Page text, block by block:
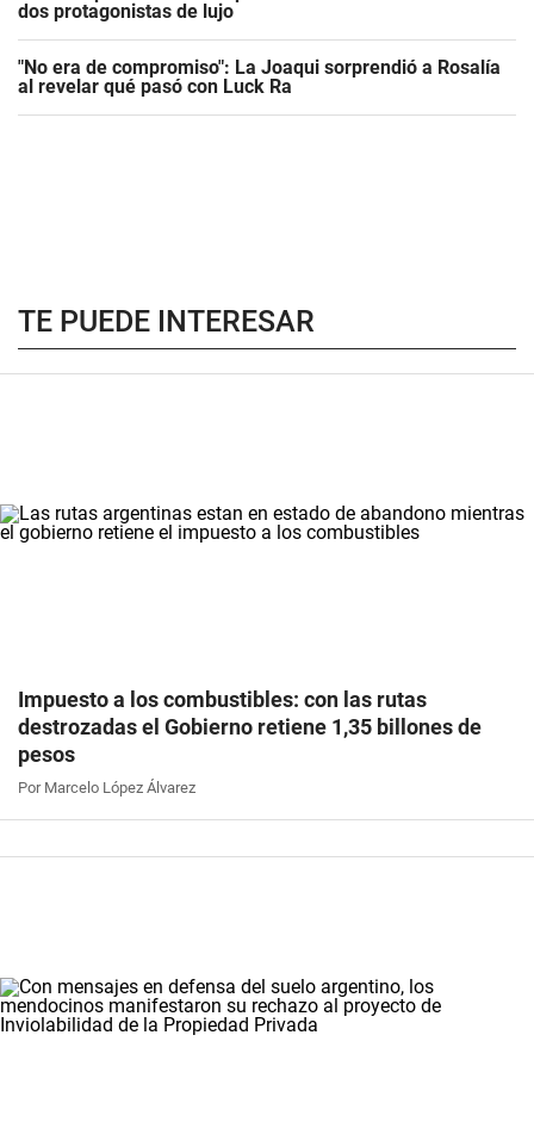
dos protagonistas de lujo
"No era de compromiso": La Joaqui sorprendió a Rosalía
al revelar qué pasó con Luck Ra
TE PUEDE INTERESAR
Impuesto a los combustibles: con las rutas
destrozadas el Gobierno retiene 1,35 billones de
pesos
Por Marcelo López Álvarez